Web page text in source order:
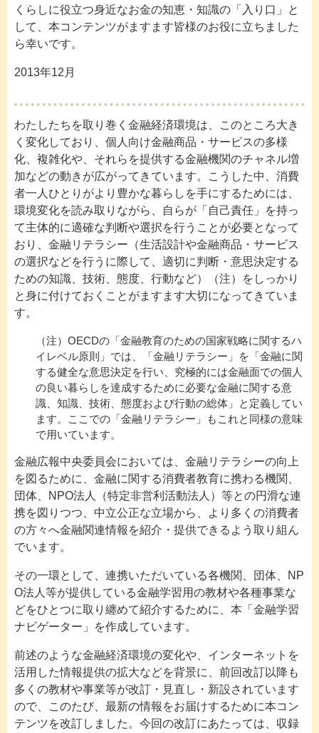
くらしに役立つ身近なお金の知恵・知識の「入り口」と
して、本コンテンツがますます皆様のお役に立ちました
ら幸いです。
2013年12月
わたしたちを取り巻く金融経済環境は、このところ大き
く変化しており、個人向け金融商品・サービスの多様
化、複雑化や、それらを提供する金融機関のチャネル増
加などの動きが広がってきています。こうした中、消費
者一人ひとりがより豊かな暮らしを手にするためには、
環境変化を読み取りながら、自らが「自己責任」を持っ
て主体的に適確な判断や選択を行うことが必要となって
おり、金融リテラシー（生活設計や金融商品・サービス
の選択などを行うに際して、適切に判断・意思決定する
ための知識、技術、態度、行動など）（注）をしっかり
と身に付けておくことがますます大切になってきていま
す。
（注）OECDの「金融教育のための国家戦略に関するハ
イレベル原則」では、「金融リテラシー」を「金融に関
する健全な意思決定を行い、究極的には金融面での個人
の良い暮らしを達成するために必要な金融に関する意
識、知識、技術、態度および行動の総体」と定義してい
ます。ここでの「金融リテラシー」もこれと同様の意味
で用いています。
金融広報中央委員会においては、金融リテラシーの向上
を図るために、金融に関する消費者教育に携わる機関、
団体、NPO法人（特定非営利活動法人）等との円滑な連
携を図りつつ、中立公正な立場から、より多くの消費者
の方々へ金融関連情報を紹介・提供できるよう取り組ん
でいます。
その一環として、連携いただいている各機関、団体、NP
O法人等が提供している金融学習用の教材や各種事業な
どをひとつに取り纏めて紹介するために、本「金融学習
ナビゲーター」を作成しています。
前述のような金融経済環境の変化や、インターネットを
活用した情報提供の拡大などを背景に、前回改訂以降も
多くの教材や事業等が改訂・見直し・新設されています
ので、このたび、最新の情報をお届けするために本コン
テンツを改訂しました。今回の改訂にあたっては、収録